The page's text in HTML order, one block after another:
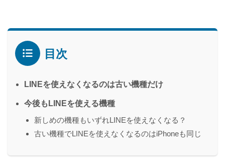
目次
LINEを使えなくなるのは古い機種だけ
今後もLINEを使える機種
新しめの機種もいずれLINEを使えなくなる？
古い機種でLINEを使えなくなるのはiPhoneも同じ